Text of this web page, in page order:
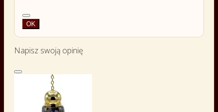
OK
Napisz swoją opinię